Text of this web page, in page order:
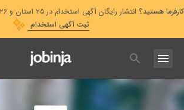
کارفرما هستید؟ انتشار رایگان آگهی استخدام در ۲۵ استان و ۲۶ دسته‌بندی شغلی
ثبت آگهی استخدام